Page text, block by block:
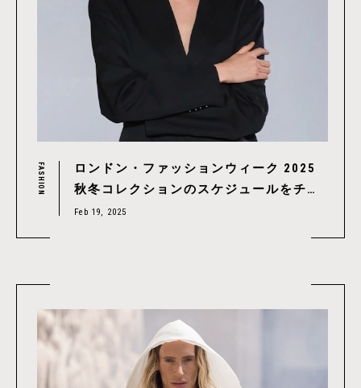
FASHION
ロンドン・ファッションウィーク 2025
秋冬コレクションのスケジュールをチェ
ック！｜ London Fashion Week 2025
Feb 19, 2025